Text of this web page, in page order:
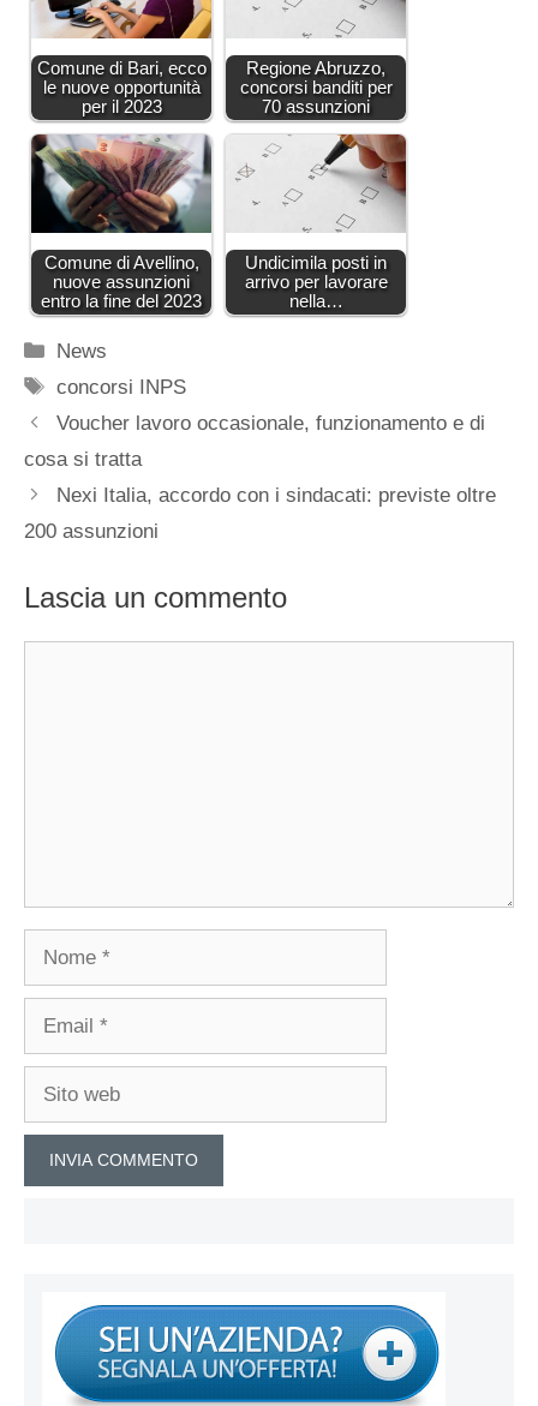
Comune di Bari, ecco
le nuove opportunità
per il 2023
Regione Abruzzo,
concorsi banditi per
70 assunzioni
Comune di Avellino,
nuove assunzioni
entro la fine del 2023
Undicimila posti in
arrivo per lavorare
nella…
Categorie
News
Tag
concorsi INPS
Voucher lavoro occasionale, funzionamento e di
cosa si tratta
Nexi Italia, accordo con i sindacati: previste oltre
200 assunzioni
Lascia un commento
Nome
Email
Sito